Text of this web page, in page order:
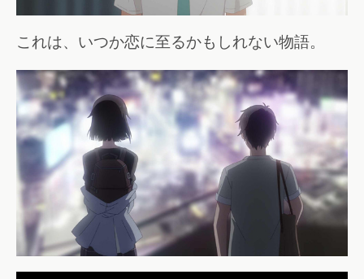
これは、いつか恋に至るかもしれない物語。